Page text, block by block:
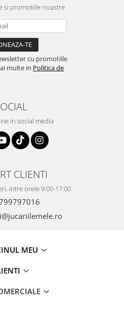
si promotiile noastre
cu promotiile
multe in Politica de
in social media
CLIENTI
intre orele 9:00-17:00
MEU